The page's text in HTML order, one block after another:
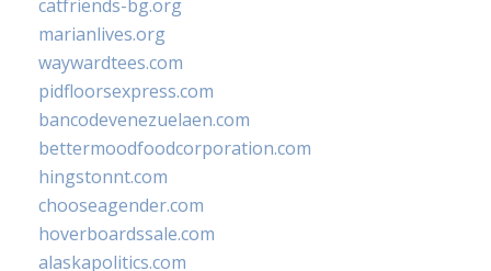
catfriends-bg.org
marianlives.org
waywardtees.com
pidfloorsexpress.com
bancodevenezuelaen.com
bettermoodfoodcorporation.com
hingstonnt.com
chooseagender.com
hoverboardssale.com
alaskapolitics.com